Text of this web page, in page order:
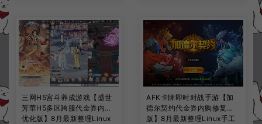
三网H5宫斗养成游戏【盛世
芳華H5多区跨服代金券内购
优化版】8月最新整理Linux
AFK卡牌即时对战手游【加
德尔契约代金券内购修复
版】8月最新整理Linux手工